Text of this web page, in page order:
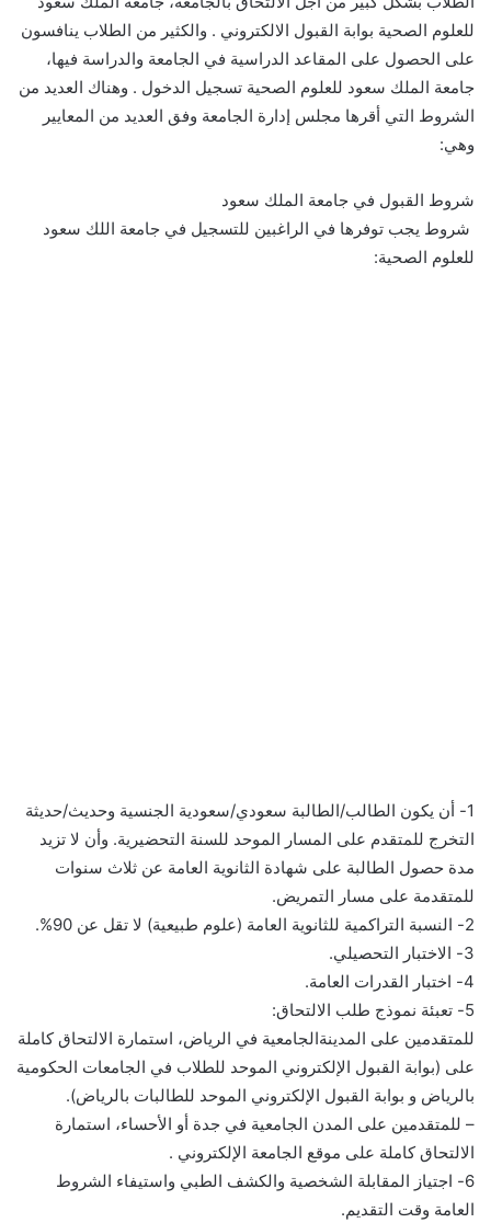
للعلوم الصحية بوابة القبول الالكتروني . والكثير من الطلاب ينافسون
على الحصول على المقاعد الدراسية في الجامعة والدراسة فيها،
جامعة الملك سعود للعلوم الصحية تسجيل الدخول . وهناك العديد من
الشروط التي أقرها مجلس إدارة الجامعة وفق العديد من المعايير
وهي:
شروط القبول في جامعة الملك سعود
شروط يجب توفرها في الراغبين للتسجيل في جامعة اللك سعود
للعلوم الصحية:
1- أن يكون الطالب/الطالبة سعودي/سعودية الجنسية وحديث/حديثة
التخرج للمتقدم على المسار الموحد للسنة التحضيرية. وأن لا تزيد
مدة حصول الطالبة على شهادة الثانوية العامة عن ثلاث سنوات
للمتقدمة على مسار التمريض.
2- النسبة التراكمية للثانوية العامة (علوم طبيعية) لا تقل عن 90%.
3- الاختبار التحصيلي.
4- اختبار القدرات العامة.
5- تعبئة نموذج طلب الالتحاق:
للمتقدمين على المدينةالجامعية في الرياض، استمارة الالتحاق كاملة
على (بوابة القبول الإلكتروني الموحد للطلاب في الجامعات الحكومية
بالرياض​ و بوابة القبول الإلكتروني الموحد للطالبات بالرياض​).
– للمتقدمين على المدن الجامعية في جدة أو الأحساء، استمارة
الالتحاق كاملة على موقع الجامعة الإلكتروني​ .
6- اجتياز المقابلة الشخصية والكشف الطبي واستيفاء الشروط
العامة وقت التقديم.